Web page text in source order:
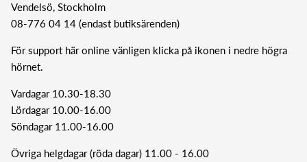
Vendelsö, Stockholm
08-776 04 14 (endast butiksärenden)
För support här online vänligen klicka på ikonen i nedre högra
hörnet.
Vardagar 10.30-18.30
Lördagar 10.00-16.00
Söndagar 11.00-16.00
Övriga helgdagar (röda dagar) 11.00 - 16.00